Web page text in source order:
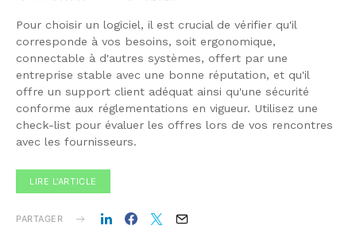
Check-list pour bien choisir
son logiciel hôtelier
10minhotel.com 17 avril 2024
Pour choisir un logiciel, il est crucial de vérifier qu'il
corresponde à vos besoins, soit ergonomique,
connectable à d'autres systèmes, offert par une
offre un support client adéquat ainsi qu'une sécurité
avec les fournisseurs.